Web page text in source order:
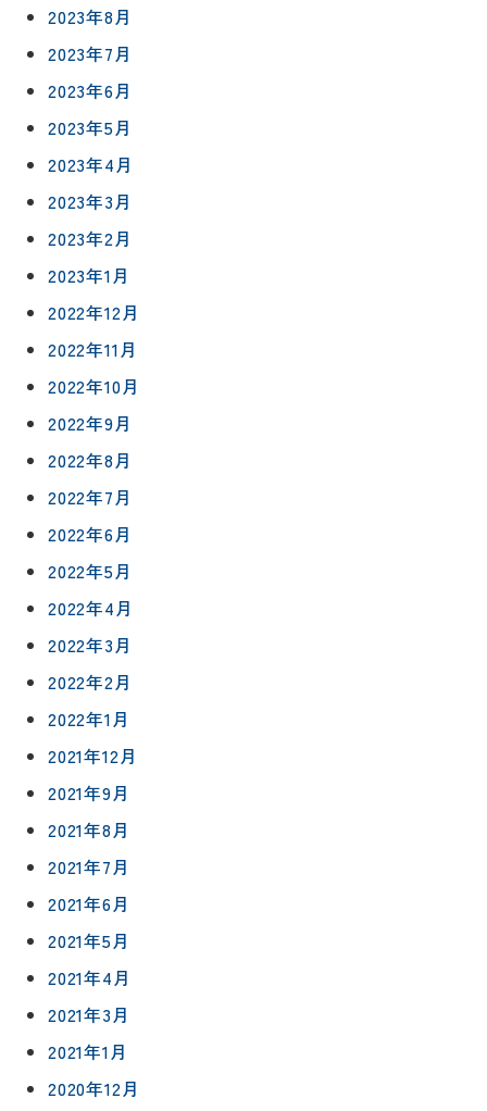
2023年8月
2023年7月
2023年6月
2023年5月
2023年4月
2023年3月
2023年2月
2023年1月
2022年12月
2022年11月
2022年10月
2022年9月
2022年8月
2022年7月
2022年6月
2022年5月
2022年4月
2022年3月
2022年2月
2022年1月
2021年12月
2021年9月
2021年8月
2021年7月
2021年6月
2021年5月
2021年4月
2021年3月
2021年1月
2020年12月